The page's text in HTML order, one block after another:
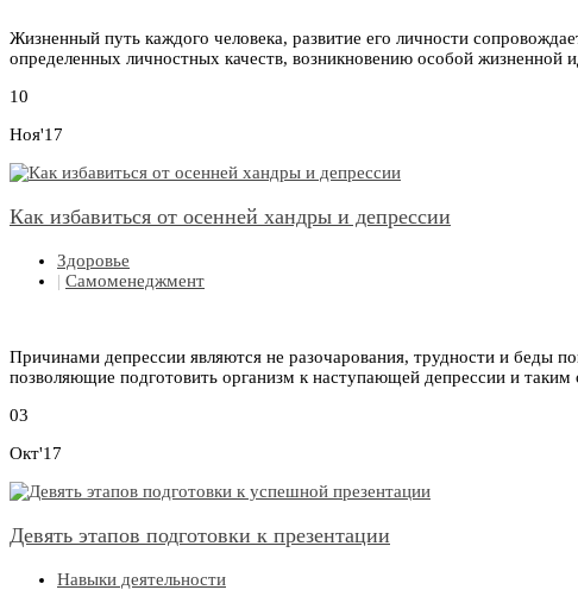
Жизненный путь каждого человека, развитие его личности
определенных личностных качеств, возникновению особой жизненной
10
Ноя'17
Как избавиться от осенней хандры и депрессии
Здоровье
| Самоменеджмент
Причинами депрессии являются не разочарования, трудности и беды
позволяющие подготовить организм к наступающей депрессии и таким
03
Окт'17
Девять этапов подготовки к презентации
Навыки деятельности